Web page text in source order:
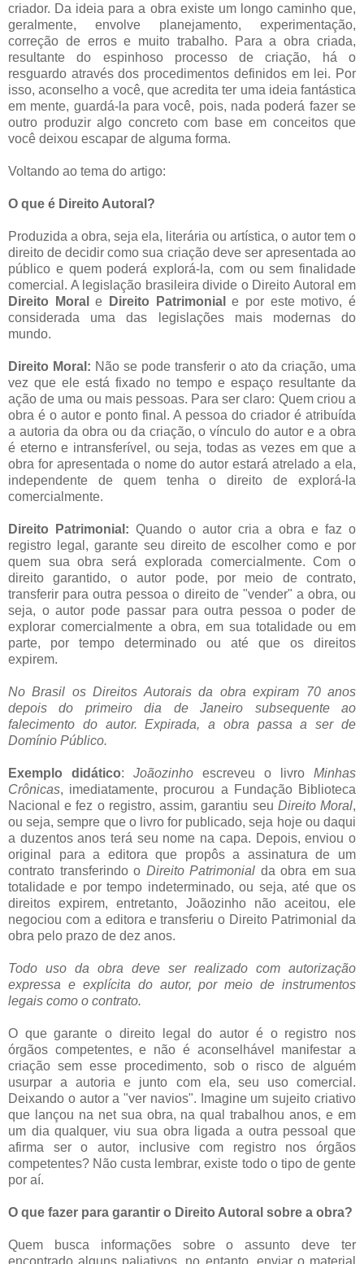
criador. Da ideia para a obra existe um longo caminho que,
geralmente, envolve planejamento, experimentação,
correção de erros e muito trabalho. Para a obra criada,
resultante do espinhoso processo de criação, há o
resguardo através dos procedimentos definidos em lei. Por
isso, aconselho a você, que acredita ter uma ideia fantástica
em mente, guardá-la para você, pois, nada poderá fazer se
outro produzir algo concreto com base em conceitos que
você deixou escapar de alguma forma.
Voltando ao tema do artigo:
O que é Direito Autoral?
Produzida a obra, seja ela, literária ou artística, o autor tem o
direito de decidir como sua criação deve ser apresentada ao
público e quem poderá explorá-la, com ou sem finalidade
comercial. A legislação brasileira divide o Direito Autoral em
Direito Moral
e Direito Patrimonial
e por este motivo, é
considerada uma das legislações mais modernas do
mundo.
Direito Moral: Não se pode transferir o ato da criação, uma
vez que ele está fixado no tempo e espaço resultante da
ação de uma ou mais pessoas. Para ser claro: Quem criou a
obra é o autor e ponto final. A pessoa do criador é atribuída
a autoria da obra ou da criação, o vínculo do autor e a obra
é eterno e intransferível, ou seja, todas as vezes em que a
obra for apresentada o nome do autor estará atrelado a ela,
independente de quem tenha o direito de explorá-la
comercialmente.
Direito Patrimonial: Quando o autor cria a obra e faz o
registro legal, garante seu direito de escolher como e por
quem sua obra será explorada comercialmente. Com o
direito garantido, o autor pode, por meio de contrato,
transferir para outra pessoa o direito de "vender" a obra, ou
seja, o autor pode passar para outra pessoa o poder de
explorar comercialmente a obra, em sua totalidade ou em
parte, por tempo determinado ou até que os direitos
expirem.
No Brasil os Direitos Autorais da obra expiram 70 anos
depois do primeiro dia de Janeiro subsequente ao
falecimento do autor. Expirada, a obra passa a ser de
Domínio Público.
Exemplo didático: Joãozinho escreveu o livro Minhas
Crônicas, imediatamente, procurou a Fundação Biblioteca
Nacional e fez o registro, assim, garantiu seu Direito Moral,
ou seja, sempre que o livro for publicado, seja hoje ou daqui
a duzentos anos terá seu nome na capa. Depois, enviou o
original para a editora que propôs a assinatura de um
contrato transferindo o Direito Patrimonial da obra em sua
totalidade e por tempo indeterminado, ou seja, até que os
direitos expirem, entretanto, Joãozinho não aceitou, ele
negociou com a editora e transferiu o Direito Patrimonial da
obra pelo prazo de dez anos.
Todo uso da obra deve ser realizado com autorização
expressa e explícita do autor, por meio de instrumentos
legais como o contrato.
O que garante o direito legal do autor é o registro nos
órgãos competentes, e não é aconselhável manifestar a
criação sem esse procedimento, sob o risco de alguém
usurpar a autoria e junto com ela, seu uso comercial.
Deixando o autor a "ver navios". Imagine um sujeito criativo
que lançou na net sua obra, na qual trabalhou anos, e em
um dia qualquer, viu sua obra ligada a outra pessoal que
afirma ser o autor, inclusive com registro nos órgãos
competentes? Não custa lembrar, existe todo o tipo de gente
por aí.
O que fazer para garantir o Direito Autoral sobre a obra?
Quem busca informações sobre o assunto deve ter
encontrado alguns paliativos, no entanto, enviar o material